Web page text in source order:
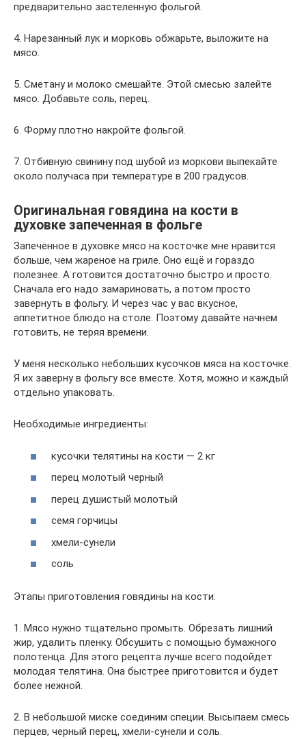
предварительно застеленную фольгой.
4. Нарезанный лук и морковь обжарьте, выложите на
мясо.
5. Сметану и молоко смешайте. Этой смесью залейте
мясо. Добавьте соль, перец.
6. Форму плотно накройте фольгой.
7. Отбивную свинину под шубой из моркови выпекайте
около получаса при температуре в 200 градусов.
Оригинальная говядина на кости в
духовке запеченная в фольге
Запеченное в духовке мясо на косточке мне нравится
больше, чем жареное на гриле. Оно ещё и гораздо
полезнее. А готовится достаточно быстро и просто.
Сначала его надо замариновать, а потом просто
завернуть в фольгу. И через час у вас вкусное,
аппетитное блюдо на столе. Поэтому давайте начнем
готовить, не теряя времени.
У меня несколько небольших кусочков мяса на косточке.
Я их заверну в фольгу все вместе. Хотя, можно и каждый
отдельно упаковать.
Необходимые ингредиенты:
кусочки телятины на кости — 2 кг
перец молотый черный
перец душистый молотый
семя горчицы
хмели-сунели
соль
Этапы приготовления говядины на кости:
1. Мясо нужно тщательно промыть. Обрезать лишний
жир, удалить пленку. Обсушить с помощью бумажного
полотенца. Для этого рецепта лучше всего подойдет
молодая телятина. Она быстрее приготовится и будет
более нежной.
2. В небольшой миске соединим специи. Высыпаем смесь
перцев, черный перец, хмели-сунели и соль.